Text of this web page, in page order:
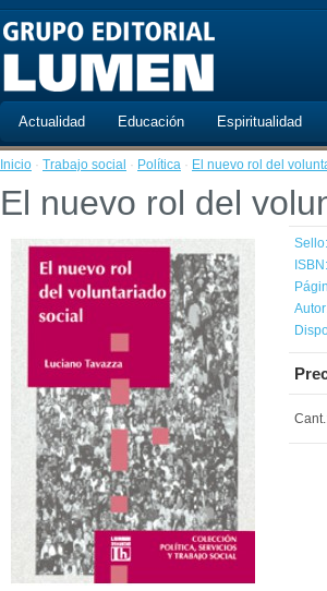
Actualidad Educación Espiritualidad
Inicio · Trabajo social · Política · El nuevo rol del
El nuevo rol del
Sello:
ISBN: